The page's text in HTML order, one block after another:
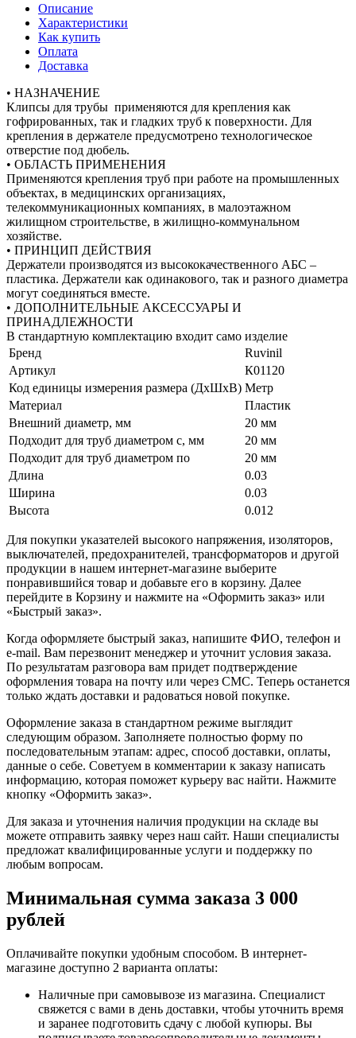
Описание
Характеристики
Как купить
Оплата
Доставка
• НАЗНАЧЕНИЕ
Клипсы для трубы применяются для крепления как
гофрированных, так и гладких труб к поверхности. Для
крепления в держателе предусмотрено технологическое
отверстие под дюбель.
• ОБЛАСТЬ ПРИМЕНЕНИЯ
Применяются крепления труб при работе на промышленных
объектах, в медицинских организациях,
телекоммуникационных компаниях, в малоэтажном
жилищном строительстве, в жилищно-коммунальном
хозяйстве.
• ПРИНЦИП ДЕЙСТВИЯ
Держатели производятся из высококачественного АБС –
пластика. Держатели как одинакового, так и разного диаметра
могут соединяться вместе.
• ДОПОЛНИТЕЛЬНЫЕ АКСЕССУАРЫ И
ПРИНАДЛЕЖНОСТИ
В стандартную комплектацию входит само изделие
Бренд
Ruvinil
Артикул
К01120
Код единицы измерения размера (ДхШхВ) Метр
Материал
Пластик
Внешний диаметр, мм
20 мм
Подходит для труб диаметром с, мм
20 мм
Подходит для труб диаметром по
20 мм
Длина
0.03
Ширина
0.03
Высота
0.012
Для покупки указателей высокого напряжения, изоляторов,
выключателей, предохранителей, трансформаторов и другой
продукции в нашем интернет-магазине выберите
понравившийся товар и добавьте его в корзину. Далее
перейдите в Корзину и нажмите на «Оформить заказ» или
«Быстрый заказ».
Когда оформляете быстрый заказ, напишите ФИО, телефон и
e-mail. Вам перезвонит менеджер и уточнит условия заказа.
По результатам разговора вам придет подтверждение
оформления товара на почту или через СМС. Теперь останется
только ждать доставки и радоваться новой покупке.
Оформление заказа в стандартном режиме выглядит
следующим образом. Заполняете полностью форму по
последовательным этапам: адрес, способ доставки, оплаты,
данные о себе. Советуем в комментарии к заказу написать
информацию, которая поможет курьеру вас найти. Нажмите
кнопку «Оформить заказ».
Для заказа и уточнения наличия продукции на складе вы
можете отправить заявку через наш сайт. Наши специалисты
предложат квалифицированные услуги и поддержку по
любым вопросам.
Минимальная сумма заказа 3 000
рублей
Оплачивайте покупки удобным способом. В интернет-
магазине доступно 2 варианта оплаты:
Наличные при самовывозе из магазина. Специалист
свяжется с вами в день доставки, чтобы уточнить время
и заранее подготовить сдачу с любой купюры. Вы